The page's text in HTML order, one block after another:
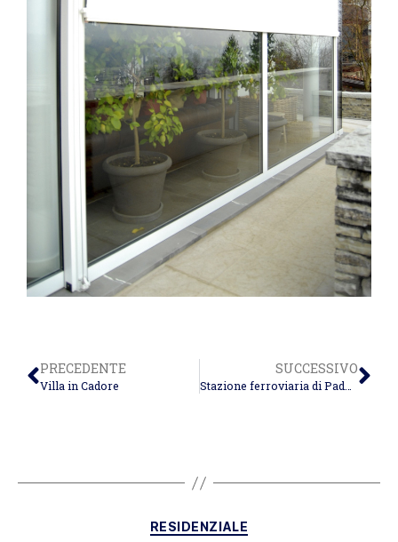
PRECEDENTE
Villa in Cadore
SUCCESSIVO
Stazione ferroviaria di Padova
RESIDENZIALE